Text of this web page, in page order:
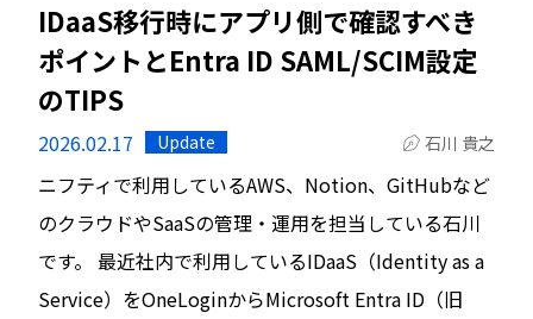
IDaaS移行時にアプリ側で確認すべき
ポイントとEntra ID SAML/SCIM設定
のTIPS
2026.02.17 Update 石川 貴之
ニフティで利用しているAWS、Notion、GitHubなど
のクラウドやSaaSの管理・運用を担当している石川
です。 最近社内で利用しているIDaaS（Identity as a
Service）をOneLoginからMicrosoft Entra ID（旧